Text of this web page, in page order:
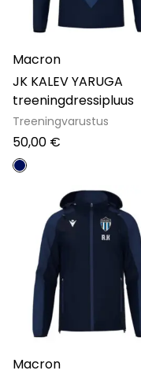
Macron
JK KALEV YARUGA
treeningdressipluus
Treeningvarustus
50,00 €
Macron